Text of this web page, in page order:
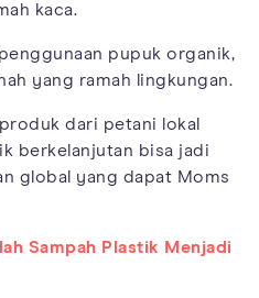
kaca.
pupuk organik,
yang ramah lingkungan.
dari petani lokal
berkelanjutan bisa jadi
global yang dapat Moms
Sampah Plastik Menjadi